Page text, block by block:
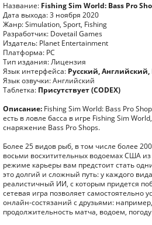
Название: Fishing Sim World: Bass Pro
Дата выхода: 3 ноября 2020
Жанр: Simulation, Sport, Fishing
Разработчик: Dovetail Games
Издатель: Planet Entertainment
Платформа: PC
Тип издания: Лицензия
Язык интерфейса: Русский,
Язык озвучки: Английский
Таблетка: Присутствует (CODEX)
Описание: Fishing Sim World: Bass Pro
есть в ловле басса в игре Fishing Sim
снаряжение Bass Pro Shops.
Более 25 видов рыб, в том числе более
восьми восхитительных водоемах США из
режиме карьеры вам предстоит стать
это долгий и сложный путь: у каждого
реалистичный ИИ, с которым придется
сетевая игра позволяет самостоятельно
онлайн-состязаний с друзьями:
продолжительность матча, водоем,